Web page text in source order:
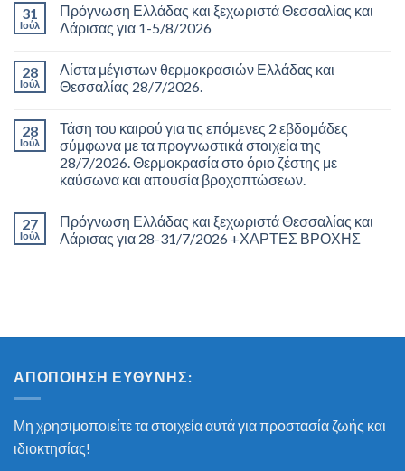
31
Ιούλ
Πρόγνωση Ελλάδας και ξεχωριστά Θεσσαλίας και
Λάρισας για 1-5/8/2026
28
Ιούλ
Λίστα μέγιστων θερμοκρασιών Ελλάδας και
Θεσσαλίας 28/7/2026.
28
Ιούλ
Τάση του καιρού για τις επόμενες 2 εβδομάδες
σύμφωνα με τα προγνωστικά στοιχεία της
28/7/2026. Θερμοκρασία στο όριο ζέστης με
καύσωνα και απουσία βροχοπτώσεων.
27
Ιούλ
Πρόγνωση Ελλάδας και ξεχωριστά Θεσσαλίας και
Λάρισας για 28-31/7/2026 +ΧΑΡΤΕΣ ΒΡΟΧΗΣ
ΑΠΟΠΟΊΗΣΗ ΕΥΘΎΝΗΣ:
Μη χρησιμοποιείτε τα στοιχεία αυτά για προστασία ζωής και
ιδιοκτησίας!